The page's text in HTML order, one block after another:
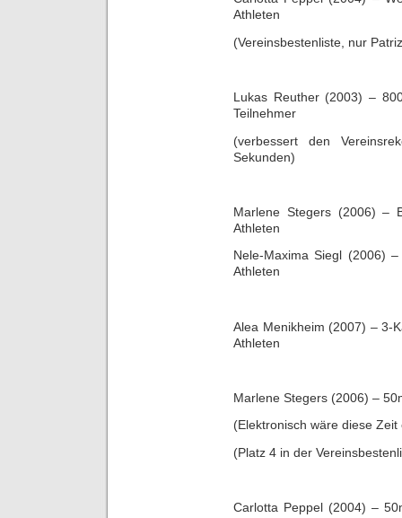
Athleten
(Vereinsbestenliste, nur
Lukas Reuther (2003) –
Teilnehmer
(verbessert den
Sekunden)
Marlene Stegers (2006) –
Athleten
Nele-Maxima Siegl (2006)
Athleten
Alea Menikheim (2007) – 3-
Athleten
Marlene Stegers (2006) –
(Elektronisch wäre diese
(Platz 4 in der
Carlotta Peppel (2004) –